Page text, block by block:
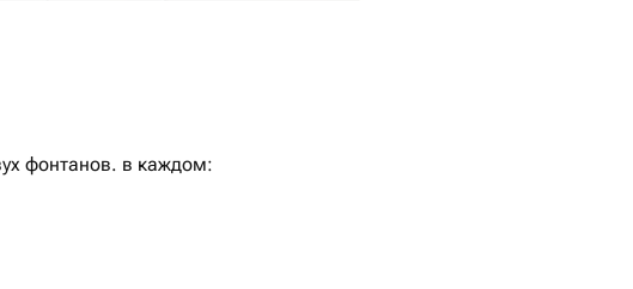
фонтанов. в каждом:
привязаны к грузикам. Грузик - шарик